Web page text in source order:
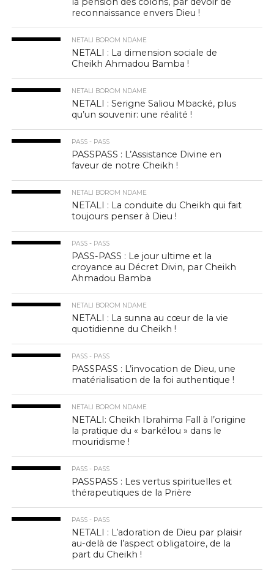
reconnaissance envers Dieu !
NETALI BOROM NDAME
NETALI : La dimension sociale de
Cheikh Ahmadou Bamba !
NETALI BOROM NDAME
NETALI : Serigne Saliou Mbacké, plus
qu’un souvenir: une réalité !
PASS - PASS
PASSPASS : L’Assistance Divine en
faveur de notre Cheikh !
NETALI BOROM NDAME
NETALI : La conduite du Cheikh qui fait
toujours penser à Dieu !
PASS - PASS
PASS-PASS : Le jour ultime et la
croyance au Décret Divin, par Cheikh
Ahmadou Bamba
NETALI BOROM NDAME
NETALI : La sunna au cœur de la vie
quotidienne du Cheikh !
PASS - PASS
PASSPASS : L’invocation de Dieu, une
matérialisation de la foi authentique !
NETALI BOROM NDAME
NETALI: Cheikh Ibrahima Fall à l’origine
la pratique du « barkélou » dans le
mouridisme !
PASS - PASS
PASSPASS : Les vertus spirituelles et
thérapeutiques de la Prière
PASS - PASS
NETALI : L’adoration de Dieu par plaisir
au-delà de l’aspect obligatoire, de la
part du Cheikh !